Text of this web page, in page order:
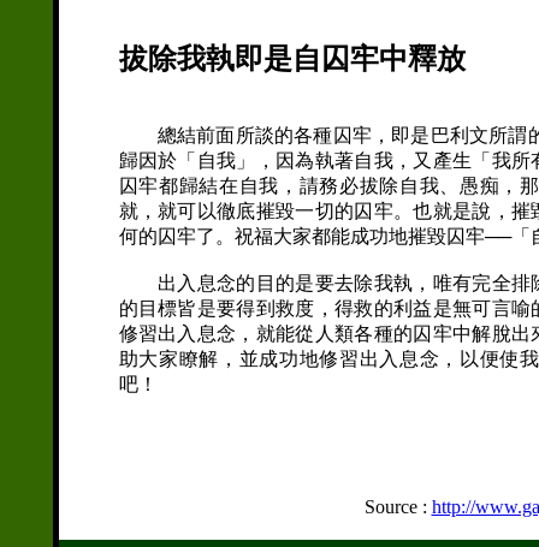
拔除我執即是自囚牢中釋放
總結前面所談的各種囚牢，即是巴利文所謂
歸因於「自我」，因為執著自我，又產生「我
囚牢都歸結在自我，請務必拔除自我、愚痴，
就，就可以徹底摧毀一切的囚牢。也就是說，
何的囚牢了。祝福大家都能成功地摧毀囚牢──「
出入息念的目的是要去除我執，唯有完全排
的目標皆是要得到救度，得救的利益是無可言
修習出入息念，就能從人類各種的囚牢中解脫
助大家瞭解，並成功地修習出入息念，以便使
吧！
Source : http://